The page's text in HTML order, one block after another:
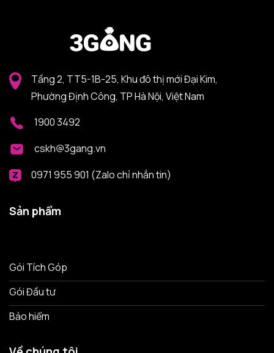
Tầng 2, TT5-1B-25, Khu đô thị mới Đại Kim,
Phường Định Công, TP Hà Nội, Việt Nam
1900 3492
cskh@3gang.vn
0971 955 901 (Zalo chỉ nhắn tin)
Sản phẩm
Gói Tích Góp
Gói Đầu tư
Bảo hiểm